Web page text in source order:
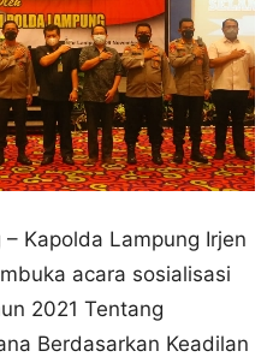
Kapolda Lampung Irjen
acara sosialisasi
2021 Tentang
Berdasarkan Keadilan